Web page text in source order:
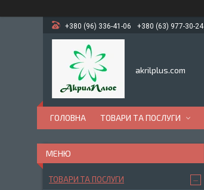
+380 (96) 336-41-06 +380 (63) 977-30-24
akrilplus.com
ГОЛОВНА ТОВАРИ ТА ПОСЛУГИ
ТОВАРИ ТА ПОСЛУГИ